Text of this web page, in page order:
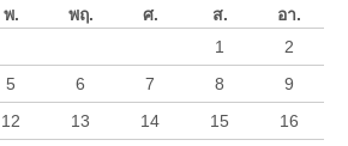
พ. พฤ. ศ. ส.
อา.
1
2
5 6 7 8
9
12 13 14 15
16